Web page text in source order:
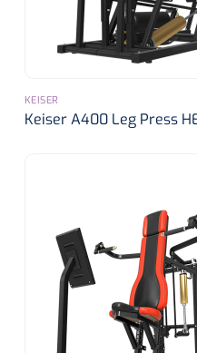
Metzenbaum schaar TUC
KEISER
Keiser A400 Leg Press